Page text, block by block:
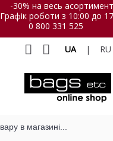
-30% на весь
Графік роботи з 10:00 до
0 800 331 525
UA | RU